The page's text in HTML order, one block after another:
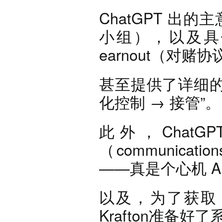
ChatGPT 出的
小组），以及
earnout（对赌协
甚至提供了详细
化控制 → 接管”。
此外，
（
——真是个心机
以及，为了获
Krafton准备好了